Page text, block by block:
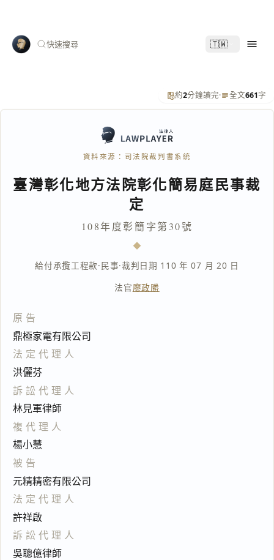
快速搜尋 🇹🇼
約2分鐘讀完· 全文661字
資料來源：司法院裁判書系統
臺灣彰化地方法院彰化簡易庭民事裁
定
108年度彰簡字第30號
給付承攬工程款·民事·裁判日期 110 年 07 月 20 日
法官廖政勝
原告
鼎極家電有限公司
法定代理人
洪儷芬
訴訟代理人
林見軍律師
複代理人
楊小慧
被告
元精精密有限公司
法定代理人
許祥啟
訴訟代理人
吳聰億律師